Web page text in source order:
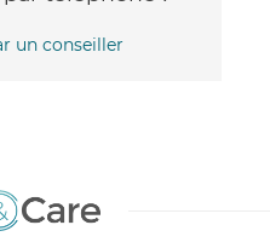
un conseiller